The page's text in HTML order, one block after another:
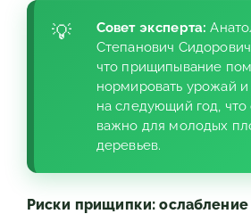
Совет эксперта:
Степанович
что прищипывание
нормировать урожай и
на следующий год,
важно для молодых
деревьев.
Риски прищипки: